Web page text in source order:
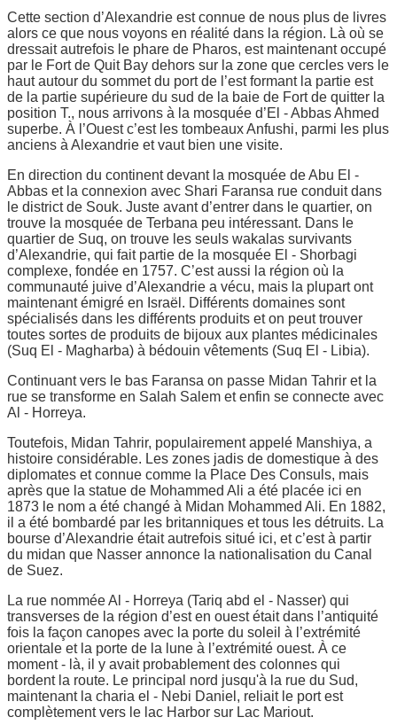
Cette section d’Alexandrie est connue de nous plus de livres
alors ce que nous voyons en réalité dans la région. Là où se
dressait autrefois le phare de Pharos, est maintenant occupé
par le Fort de Quit Bay dehors sur la zone que cercles vers le
haut autour du sommet du port de l’est formant la partie est
de la partie supérieure du sud de la baie de Fort de quitter la
position T., nous arrivons à la mosquée d’El - Abbas Ahmed
superbe. À l’Ouest c’est les tombeaux Anfushi, parmi les plus
anciens à Alexandrie et vaut bien une visite.
En direction du continent devant la mosquée de Abu El -
Abbas et la connexion avec Shari Faransa rue conduit dans
le district de Souk. Juste avant d’entrer dans le quartier, on
trouve la mosquée de Terbana peu intéressant. Dans le
quartier de Suq, on trouve les seuls wakalas survivants
d’Alexandrie, qui fait partie de la mosquée El - Shorbagi
complexe, fondée en 1757. C’est aussi la région où la
communauté juive d’Alexandrie a vécu, mais la plupart ont
maintenant émigré en Israël. Différents domaines sont
spécialisés dans les différents produits et on peut trouver
toutes sortes de produits de bijoux aux plantes médicinales
(Suq El - Magharba) à bédouin vêtements (Suq El - Libia).
Continuant vers le bas Faransa on passe Midan Tahrir et la
rue se transforme en Salah Salem et enfin se connecte avec
Al - Horreya.
Toutefois, Midan Tahrir, populairement appelé Manshiya, a
histoire considérable. Les zones jadis de domestique à des
diplomates et connue comme la Place Des Consuls, mais
après que la statue de Mohammed Ali a été placée ici en
1873 le nom a été changé à Midan Mohammed Ali. En 1882,
il a été bombardé par les britanniques et tous les détruits. La
bourse d’Alexandrie était autrefois situé ici, et c’est à partir
du midan que Nasser annonce la nationalisation du Canal
de Suez.
La rue nommée Al - Horreya (Tariq abd el - Nasser) qui
transverses de la région d’est en ouest était dans l’antiquité
fois la façon canopes avec la porte du soleil à l’extrémité
orientale et la porte de la lune à l’extrémité ouest. À ce
moment - là, il y avait probablement des colonnes qui
bordent la route. Le principal nord jusqu'à la rue du Sud,
maintenant la charia el - Nebi Daniel, reliait le port est
complètement vers le lac Harbor sur Lac Mariout.